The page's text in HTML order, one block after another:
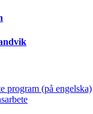
program (på engelska)